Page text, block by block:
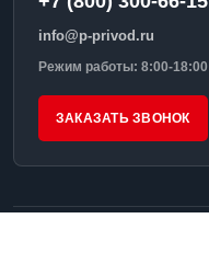
info@p-privod.ru
Режим работы: 8:00-18:00
ЗАКАЗАТЬ ЗВОНОК